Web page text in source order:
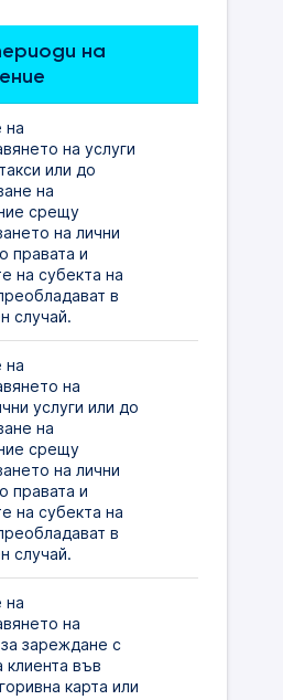
на
на
на услуги
или до
на
срещу
на лични
правата и
на субекта на
в
случай.
на
на
услуги или до
на
срещу
на лични
правата и
на субекта на
в
случай.
на
на
зареждане с
клиента във
карта или